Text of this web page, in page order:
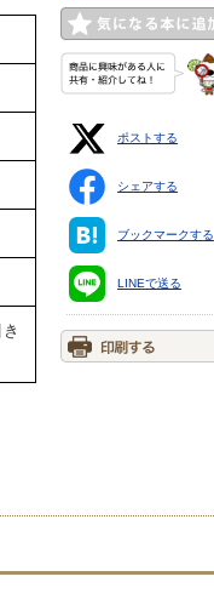
ポストする
シェアする
ブックマークする
LINEで送る